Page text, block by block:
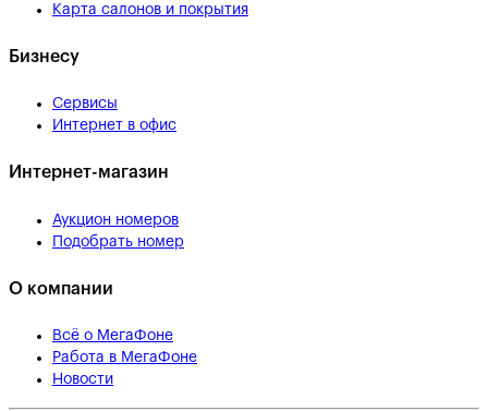
Карта салонов и покрытия
Бизнесу
Сервисы
Интернет в офис
Интернет-магазин
Аукцион номеров
Подобрать номер
О компании
Всё о МегаФоне
Работа в МегаФоне
Новости